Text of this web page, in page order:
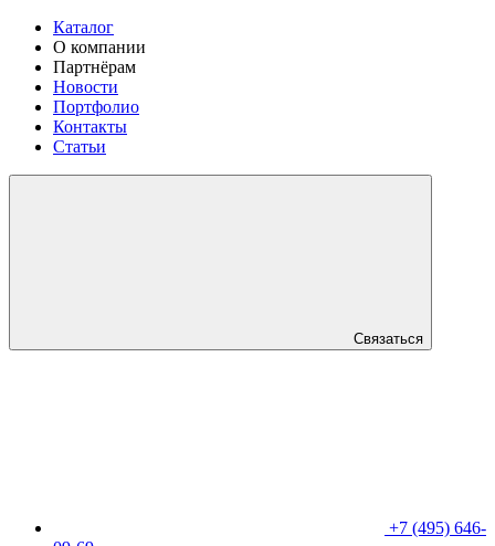
Каталог
О компании
Партнёрам
Новости
Портфолио
Контакты
Статьи
Связаться
+7 (495) 646-